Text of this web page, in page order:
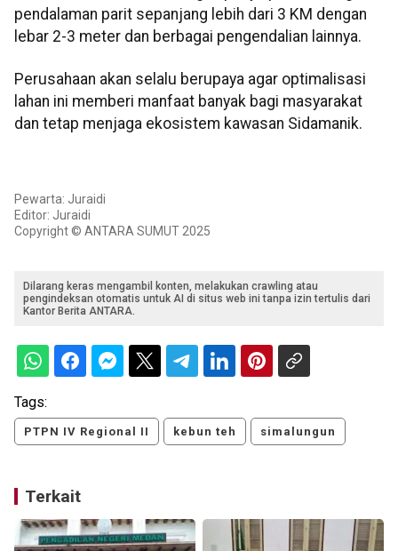
pendalaman parit sepanjang lebih dari 3 KM dengan
lebar 2-3 meter dan berbagai pengendalian lainnya.
Perusahaan akan selalu berupaya agar optimalisasi
lahan ini memberi manfaat banyak bagi masyarakat
dan tetap menjaga ekosistem kawasan Sidamanik.
Pewarta: Juraidi
Editor: Juraidi
Copyright © ANTARA SUMUT 2025
Dilarang keras mengambil konten, melakukan crawling atau
pengindeksan otomatis untuk AI di situs web ini tanpa izin tertulis dari
Kantor Berita ANTARA.
Tags:
PTPN IV Regional II kebun teh simalungun
Terkait